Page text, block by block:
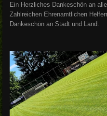
Ein Herzliches Dankeschön an
Zahlreichen Ehrenamtlichen
Dankeschön an Stadt und Land.